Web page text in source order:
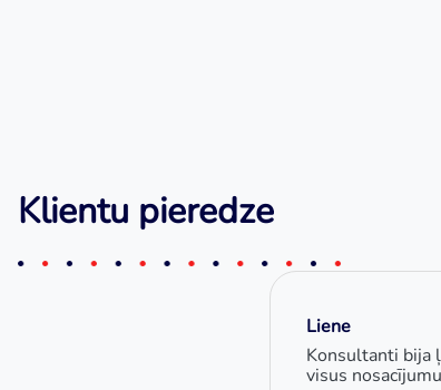
Klientu pieredze
Liene
Konsultanti bija
visus